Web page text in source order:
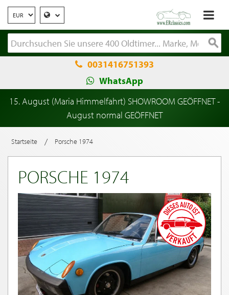
0031416751393
WhatsApp
15. August (Maria Himmelfahrt) SHOWROOM GEÖFFNET -
August normal GEÖFFNET
Startseite / Porsche 1974
PORSCHE 1974